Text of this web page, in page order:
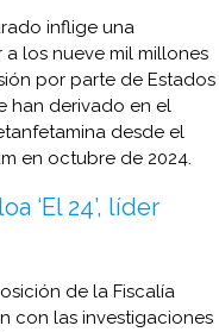
inflige una
los nueve mil millones
por parte de Estados
han derivado en el
desde el
en octubre de 2024.
‘El 24’, líder
de la Fiscalía
con las investigaciones